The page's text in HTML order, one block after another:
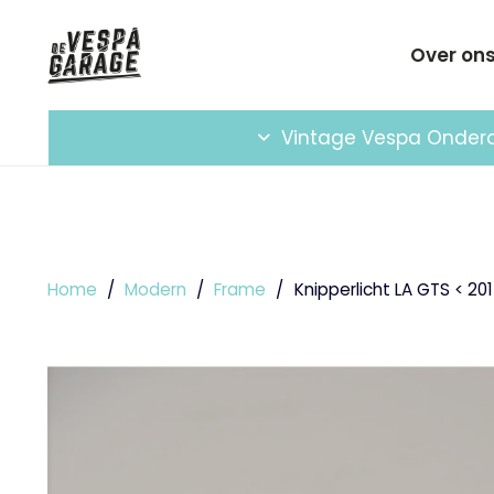
Over
Vintage Vespa
Home / Modern / Frame / Knipperlicht LA GTS <